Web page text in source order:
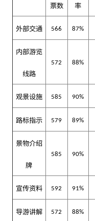
票数 率
外部交通 566 87%
内部游览
线路
572 88%
观景设施 585 90%
路标指示 579 89%
景物介绍
牌
585 90%
宣传资料 592 91%
导游讲解 572 88%